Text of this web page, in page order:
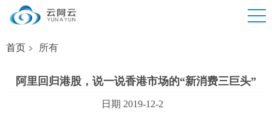
首页 所有
阿里回归港股，说一说香港市场的“新消费三巨头”
日期 2019-12-2